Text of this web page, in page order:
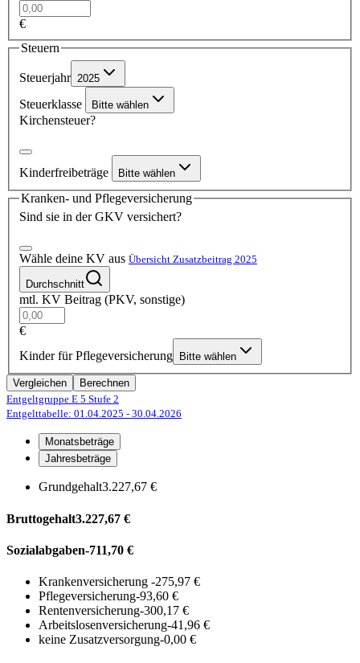
€
Steuern
Steuerjahr 2025
Steuerklasse Bitte wählen
Kirchensteuer?
Kinderfreibeträge Bitte wählen
Kranken- und Pflegeversicherung
Sind sie in der GKV versichert?
Wähle deine KV aus Übersicht Zusatzbeitrag 2025
Durchschnitt
mtl. KV Beitrag (PKV, sonstige)
€
Kinder für Pflegeversicherung
Bitte wählen
Vergleichen
Berechnen
Entgeltgruppe E 5 Stufe 2
Entgelttabelle: 01.04.2025 - 30.04.2026
Monatsbeträge
Jahresbeträge
Grundgehalt3.227,67 €
Bruttogehalt3.227,67 €
Sozialabgaben-711,70 €
Krankenversicherung -275,97 €
Pflegeversicherung-93,60 €
Rentenversicherung-300,17 €
Arbeitslosenversicherung-41,96 €
keine Zusatzversorgung-0,00 €